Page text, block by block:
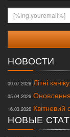
[%lng.youremail%]
НОВОСТИ
09.07.2026 Літні
05.04.2026 Оновлення
16.03.2026 Квітневий
НОВЫЕ